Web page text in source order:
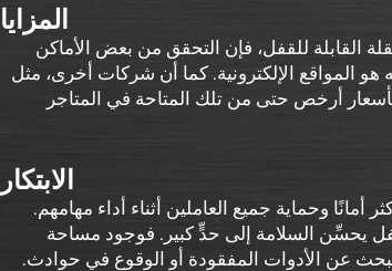
المزايا
للقفل، فإن التحقق من بعض الأماكن
هو المواقع الإلكترونية. كما أن شركات أخرى، مثل
أرخص حتى من تلك المتاحة في المتاجر
الابتكار
وحماية جميع العاملين أثناء أداء مهامهم.
يحسِّن السلامة إلى حدٍّ كبير. فوجود مساحة
عن الأدوات المفقودة أو الوقوع في حوادث.